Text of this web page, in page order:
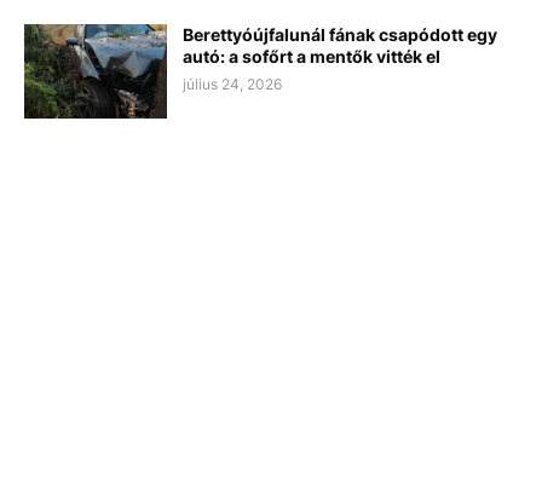
Berettyóújfalunál fának csapódott egy
autó: a sofőrt a mentők vitték el
július 24, 2026